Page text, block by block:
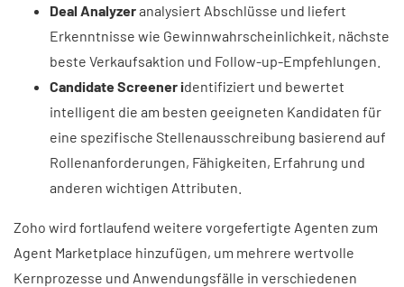
Deal Analyzeranalysiert Abschlüsse und liefert
Erkenntnisse wie Gewinnwahrscheinlichkeit, nächste
beste Verkaufsaktion und Follow-up-Empfehlungen.
Candidate Screener identifiziert und bewertet
intelligent die am besten geeigneten Kandidaten für
eine spezifische Stellenausschreibung basierend auf
Rollenanforderungen, Fähigkeiten, Erfahrung und
anderen wichtigen Attributen.
Zoho wird fortlaufend weitere vorgefertigte Agenten zum
Agent Marketplace hinzufügen, um mehrere wertvolle
Kernprozesse und Anwendungsfälle in verschiedenen